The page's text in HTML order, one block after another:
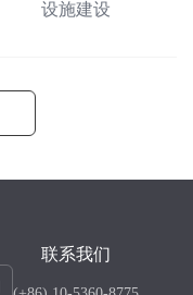
设施建设
联系我们